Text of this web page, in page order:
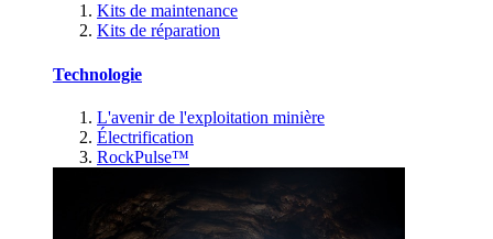
Kits de maintenance
Kits de réparation
Technologie
L'avenir de l'exploitation minière
Électrification
RockPulse™